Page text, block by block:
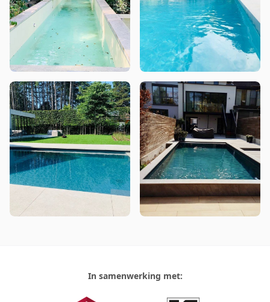
In samenwerking met: